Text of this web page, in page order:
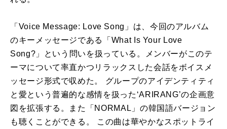
「Voice Message: Love Song」は、今回のアルバム
のキーメッセージである「What Is Your Love
Song?」という問いを扱っている。メンバーがこのテ
ーマについて率直かつリラックスした会話をボイスメ
ッセージ形式で収めた。 グループのアイデンティティ
と愛という普遍的な感情を扱った‘ARIRANG’の企画意
図を拡張する。また「NORMAL」の韓国語バージョン
も聴くことができる。 この曲は華やかなスポットライ